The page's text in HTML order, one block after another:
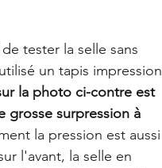
tester la selle sans
un tapis impression
la photo ci-contre est
grosse surpression à
la pression est aussi
l'avant, la selle en